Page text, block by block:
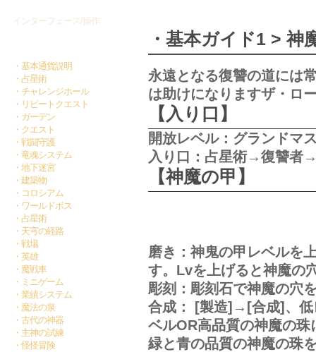
インターフェース/操作
・基本通貨説明
・占星術
・チャレンジホール
・リピートクエスト
・ガーデン
・クエスト
・戦闘守護
・竜魂システム
・地下迷宮
・建築物
・コロシアム
・ワールドボス
・占星術
・天宆の経路
・戦場
・英雄
・魔戦車
・ミニゲーム
・業績システム
・魔法の泉
・古代の神器
・主神の試練
・怪怪冒険
・基本ガイド1 > 神
永遠となる復讐の道には
は助けになりますザ・ロ
【入り口】
開放レベル：グランドマ
入り口：占星術→復讐者
【神魔の甲】
磨き：神鬼の甲レベルを
す。Lvを上げると神魔の
彫刻：彫刻石で神魔の穴
合成： [製造]→[合成]、低
ベルOR高品質の神魔の
緑と青の品質の神魔の珠